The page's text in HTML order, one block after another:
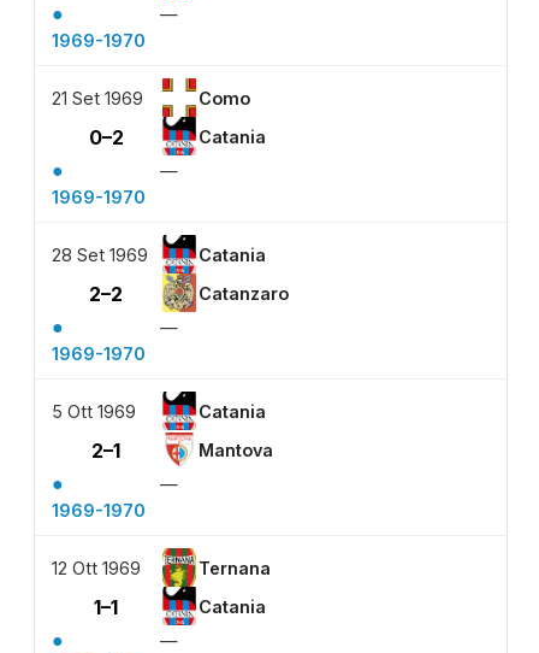
●
—
1969-1970
21 Set 1969 Como
0–2 Catania
●
—
1969-1970
28 Set 1969 Catania
2–2 Catanzaro
●
—
1969-1970
5 Ott 1969 Catania
2–1 Mantova
●
—
1969-1970
12 Ott 1969 Ternana
1–1 Catania
●
—